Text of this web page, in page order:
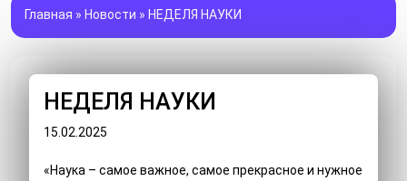
Главная » Новости » НЕДЕЛЯ НАУКИ
НЕДЕЛЯ НАУКИ
15.02.2025
«Наука – самое важное, самое прекрасное и нужное